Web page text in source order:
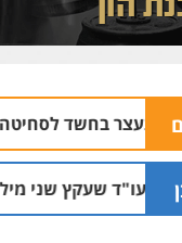
שעקץ שני מיליון שקל